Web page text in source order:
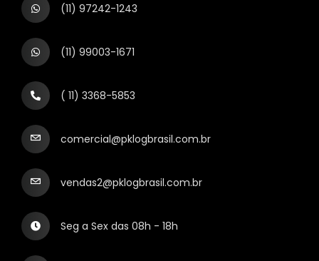
(11) 97242-1243
(11) 99003-1671
( 11) 3368-5853
comercial@pklogbrasil.com.br
vendas2@pklogbrasil.com.br
Seg a Sex das 08h - 18h